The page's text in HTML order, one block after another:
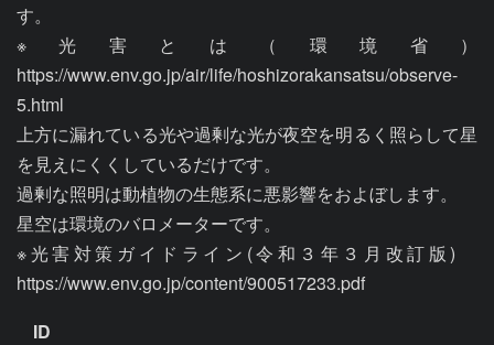
す。
※光害とは（環境省）
https://www.env.go.jp/air/life/hoshizorakansatsu/observe-
5.html
上方に漏れている光や過剰な光が夜空を明るく照らして星
を見えにくくしているだけです。
過剰な照明は動植物の生態系に悪影響をおよぼします。
星空は環境のバロメーターです。
※光害対策ガイドライン(令和３年３月改訂版)
https://www.env.go.jp/content/900517233.pdf
ID